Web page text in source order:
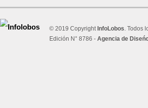
© 2019 Copyright InfoLobos. Todos
Edición N° 8786 - Agencia de